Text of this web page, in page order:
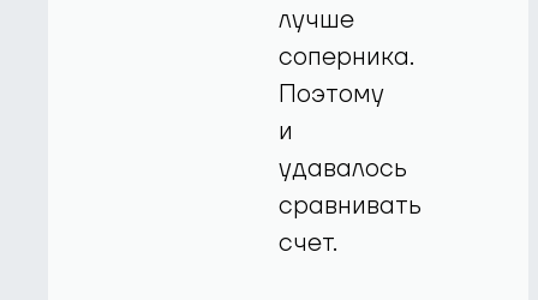
лучше
соперника.
Поэтому
и
удавалось
сравнивать
счет.